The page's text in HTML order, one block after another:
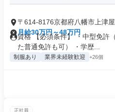
〒614-8176京都府八幡市上津
月給30万円～48万円
資格 【必須条件】 ・中型免許
た普通免許も可） ・学歴...
制服あり 業界未経験歓迎 +26個
正社員